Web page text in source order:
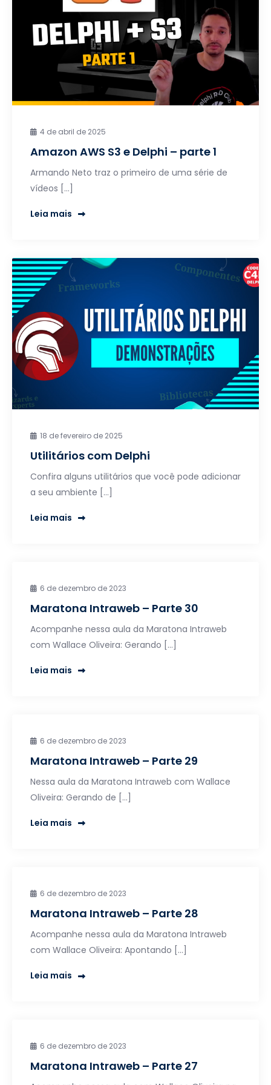
4 de abril de 2025
Amazon AWS S3 e Delphi – parte 1
Armando Neto traz o primeiro de uma série de
vídeos […]
Leia mais
18 de fevereiro de 2025
Utilitários com Delphi
Confira alguns utilitários que você pode adicionar
a seu ambiente […]
Leia mais
6 de dezembro de 2023
Maratona Intraweb – Parte 30
Acompanhe nessa aula da Maratona Intraweb
com Wallace Oliveira: Gerando […]
Leia mais
6 de dezembro de 2023
Maratona Intraweb – Parte 29
Nessa aula da Maratona Intraweb com Wallace
Oliveira: Gerando de […]
Leia mais
6 de dezembro de 2023
Maratona Intraweb – Parte 28
Acompanhe nessa aula da Maratona Intraweb
com Wallace Oliveira: Apontando […]
Leia mais
6 de dezembro de 2023
Maratona Intraweb – Parte 27